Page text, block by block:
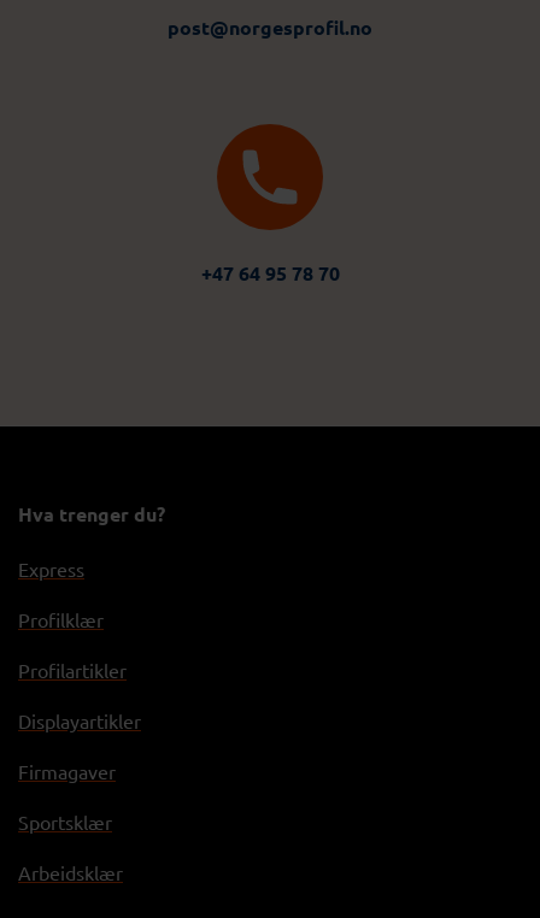
post@norgesprofil.no
+47 64 95 78 70
Hva trenger du?
Express
Profilklær
Profilartikler
Displayartikler
Firmagaver
Sportsklær
Arbeidsklær